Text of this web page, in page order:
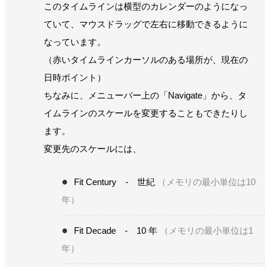
このタイムラインは横型のカレンダーのようになっ
ていて、マウスドラッグで左右に移動できるように
なっています。
（赤いタイムラインカーソルのある場所が、現在の
日時ポイント）
ちなみに、メニューバー上の「Navigate」から、タ
イムラインのスケールを変更することもできたりし
ます。
変更先のスケールには、
Fit Century - 世紀
（メモリの最小単位は10
年）
Fit Decade - 10 年
（メモリの最小単位は1
年）